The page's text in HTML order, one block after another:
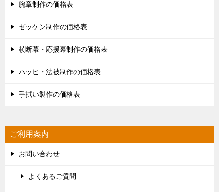
腕章制作の価格表
ゼッケン制作の価格表
横断幕・応援幕制作の価格表
ハッピ・法被制作の価格表
手拭い製作の価格表
ご利用案内
お問い合わせ
よくあるご質問